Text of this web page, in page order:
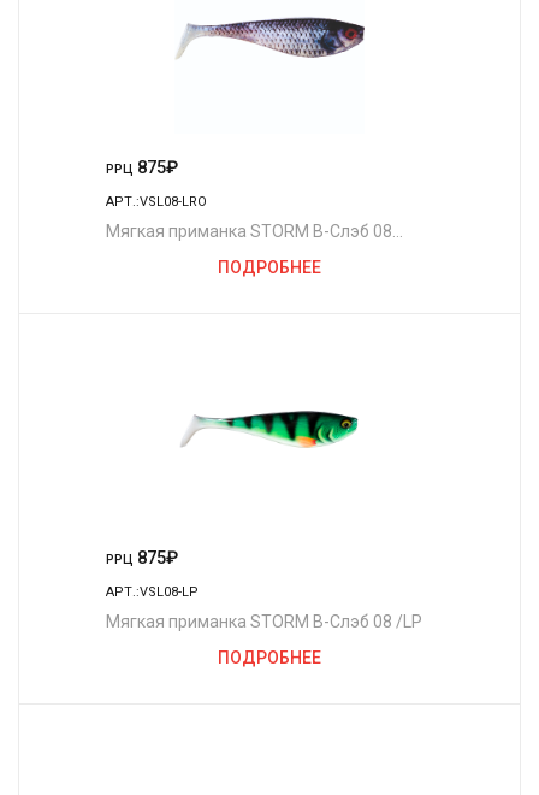
РРЦ 875₽
АРТ.:VSL08-LRO
Мягкая приманка STORM В-Слэб 08
ПОДРОБНЕЕ
РРЦ 875₽
АРТ.:VSL08-LP
Мягкая приманка STORM В-Слэб 08 /LP
ПОДРОБНЕЕ